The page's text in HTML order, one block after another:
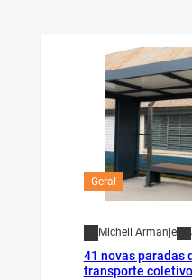
Geral
Micheli Armanje
41 novas paradas
transporte coletivo